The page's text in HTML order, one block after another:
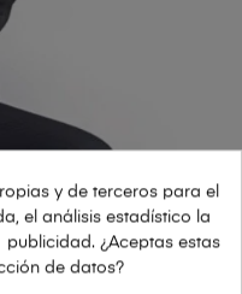
y de terceros para el
el análisis estadístico la
¿Aceptas estas
de datos?